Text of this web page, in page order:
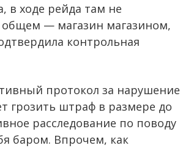
в ходе рейда там не
общем — магазин магазином,
контрольная
протокол за нарушение
грозить штраф в размере до
расследование по поводу
баром. Впрочем, как